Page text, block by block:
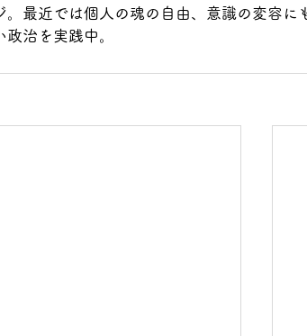
最近では個人の魂の自由、意識の変容に
治を実践中。